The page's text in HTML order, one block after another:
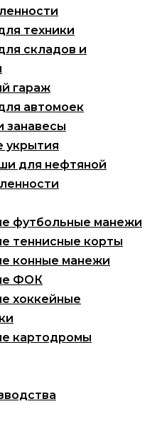
техники
складов и
гараж
автомоек
занавесы
укрытия
для нефтяной
футбольные манежи
теннисные корты
конные манежи
ФОК
хоккейные
картодромы